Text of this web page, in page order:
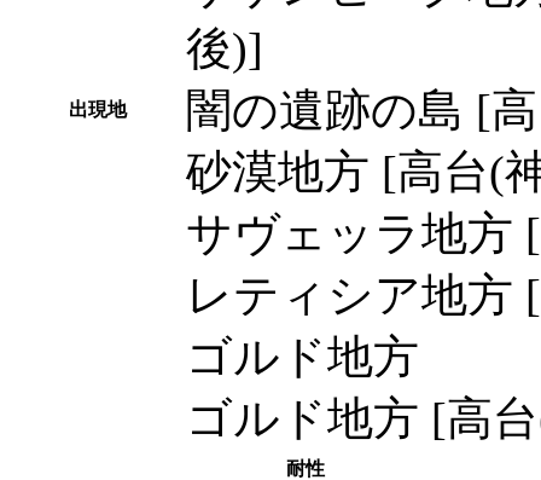
出現地
後)]
闇の遺跡の島 [
砂漠地方 [高台(
サヴェッラ地方
レティシア地方
ゴルド地方
ゴルド地方 [高
耐性